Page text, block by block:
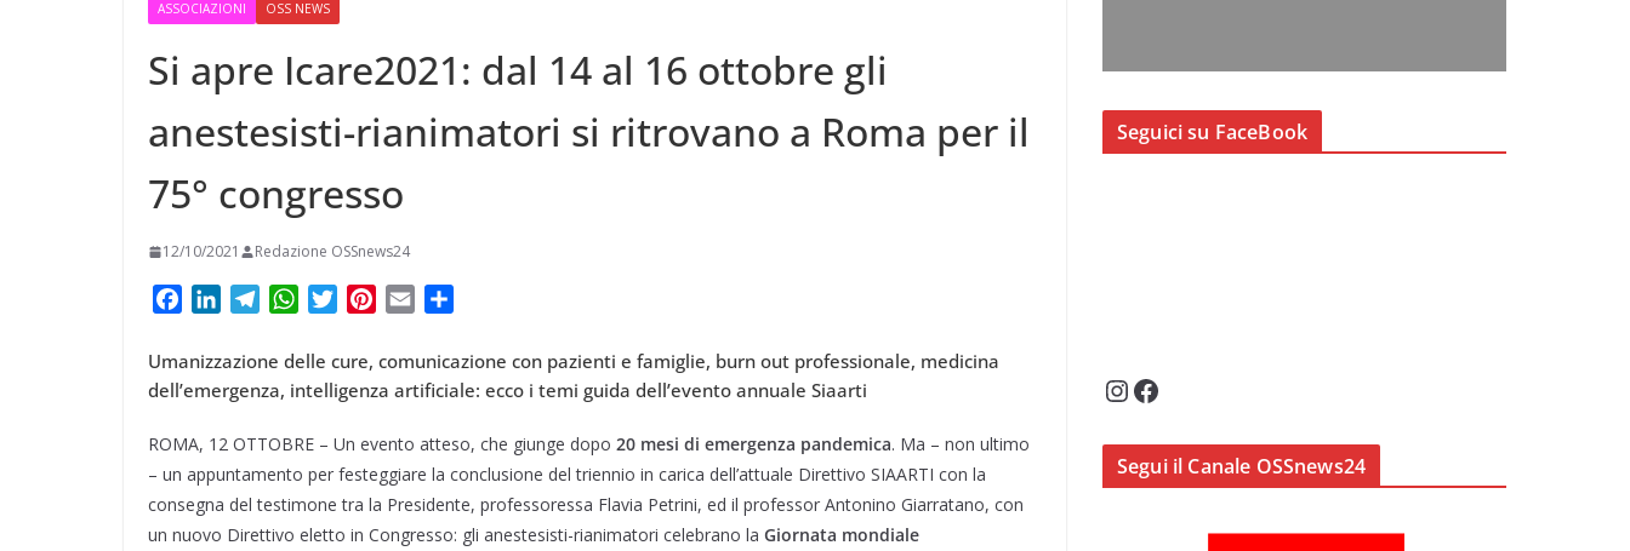
ASSOCIAZIONI OSS NEWS
Si apre Icare2021: dal 14 al 16 ottobre gli
anestesisti-rianimatori si ritrovano a Roma per il
75° congresso
12/10/2021 Redazione OSSnews24
c
e
o
o
k
n
k
d
I
n
l
e
r
a
m
W
a
t
A
p
p
i
t
e
r
n
t
r
e
s
t
a
i
n
d
v
i
d
i
Umanizzazione delle cure, comunicazione con pazienti e famiglie, burn out professionale, medicina
dell’emergenza, intelligenza artificiale: ecco i temi guida dell’evento annuale Siaarti
ROMA, 12 OTTOBRE – Un evento atteso, che giunge dopo 20 mesi di emergenza pandemica. Ma – non ultimo
– un appuntamento per festeggiare la conclusione del triennio in carica dell’attuale Direttivo SIAARTI con la
consegna del testimone tra la Presidente, professoressa Flavia Petrini, ed il professor Antonino Giarratano, con
un nuovo Direttivo eletto in Congresso: gli anestesisti-rianimatori celebrano la Giornata mondiale
Seguici su FaceBook
InstagramFacebook
Segui il Canale OSSnews24